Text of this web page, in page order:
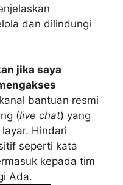
dan dilindungi
jika saya
bantuan resmi
(live chat) yang
Hindari
seperti kata
kepada tim
Ada.